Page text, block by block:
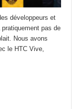
développeurs et
pas de
Nous avons
le HTC Vive,